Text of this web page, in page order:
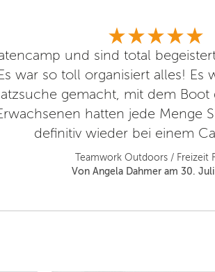
und sind total
war so toll organisiert alles! Es
gemacht, mit dem
hatten jede Menge
definitiv wieder bei einem
Teamwork Outdoors / Freizeit
Von Angela Dahmer am 30.